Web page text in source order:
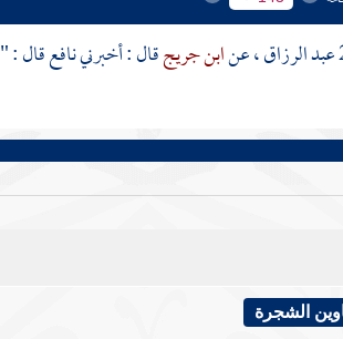
عبد الرزاق، عنابن جريجقال : أخبرنينافعقال : "
الشجرة